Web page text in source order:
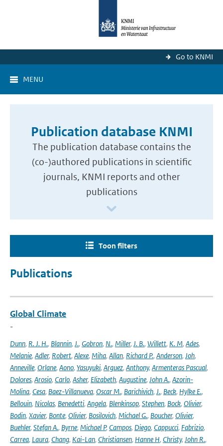
Go to KNMI
MENU
Publication database KNMI
The publication database contains the
(co-)authored publications in scientific
journals, KNMI reports and other
publications
Toon filters
Publications
Global Climate
-
Dunn, R. J. H., Blannin, J., Gobron, N., Miller, J. B., Willett, K. M, Ades,
Melanie, Adler, Robert, Alexe, Miha, Allan, Richard P., Anderson, Joh,
Anneville, Orlane, Aono, Yasuyuki, Arguez, Anthony, Armenteras Pascual,
Dolores, Arosio, Carlo, Asher, Elizabeth, Augustine, John A., Azorin-
Molina, Cesa, Baez-Villanueva, Oscar M., Barichivich, J., Beck, Hylke E.,
Bellouin, Nicolas, Benedetti, Angela, Blenkinsop, Stephen, Bock, Olivier,
Bodin, Xavier, Bonte, Olivier, Bosilovich, Michael G., Boucher, Olivier,
Buehler, Stefan A., Byrne, Michael P, Campos, Diego, Cappucci, Fabrizio,
Carrea, Laura, Chang, Kai-Lan, Christiansen, Hanne H, Christy, John R.,